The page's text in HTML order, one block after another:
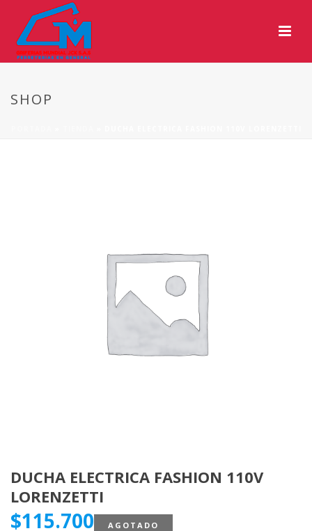
SHOP
DUCHA ELECTRICA FASHION 110V
LORENZETTI
$115.700 AGOTADO